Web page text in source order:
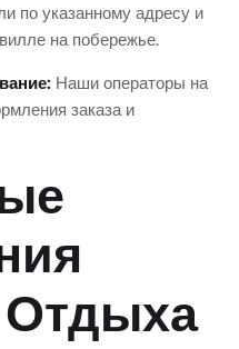
по указанному адресу и
на побережье.
Наши операторы на
заказа и